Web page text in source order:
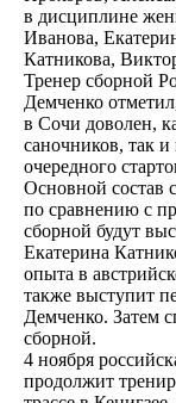
в дисциплине
Иванова,
Катникова,
Тренер сборной
Демченко
в Сочи доволен,
саночников, так
очередного
Основной состав
по сравнению с
сборной будут
Екатерина
опыта в
также выступит
Демченко. Затем
сборной.
4 ноября
продолжит